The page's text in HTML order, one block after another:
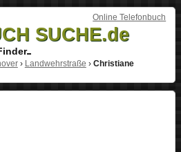
Online Telefonbuch
SUCHE.de
› Landwehrstraße › Christiane